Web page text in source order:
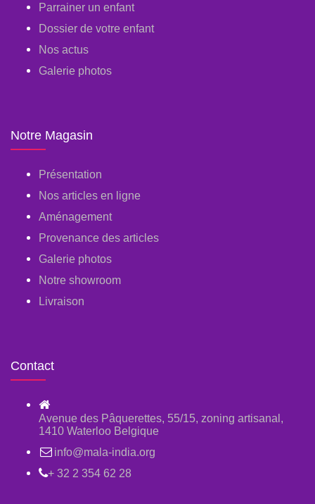
Parrainer un enfant
Dossier de votre enfant
Nos actus
Galerie photos
Notre Magasin
Présentation
Nos articles en ligne
Aménagement
Provenance des articles
Galerie photos
Notre showroom
Livraison
Contact
Avenue des Pâquerettes, 55/15, zoning artisanal,
1410 Waterloo Belgique
info@mala-india.org
+ 32 2 354 62 28